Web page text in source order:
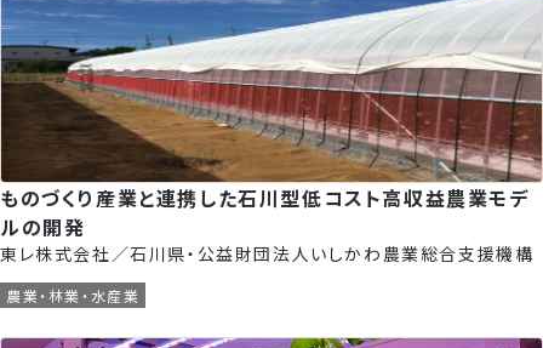
ものづくり産業と連携した石川型低コスト高収益農業モデ
ルの開発
東レ株式会社／石川県・公益財団法人いしかわ農業総合支援機構
農業・林業・水産業